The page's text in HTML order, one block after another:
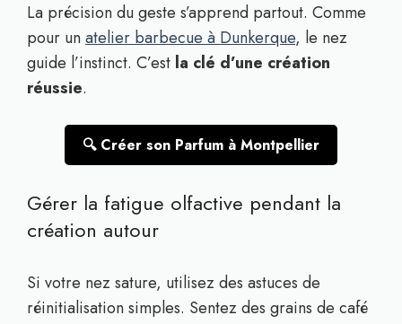
La précision du geste s’apprend partout. Comme
pour unatelier barbecue à Dunkerque, le nez
guide l’instinct. C’est la clé d’une création
réussie.
🔍 Créer son Parfum à Montpellier
Gérer la fatigue olfactive pendant la
création autour
Si votre nez sature, utilisez des astuces de
réinitialisation simples. Sentez des grains de café